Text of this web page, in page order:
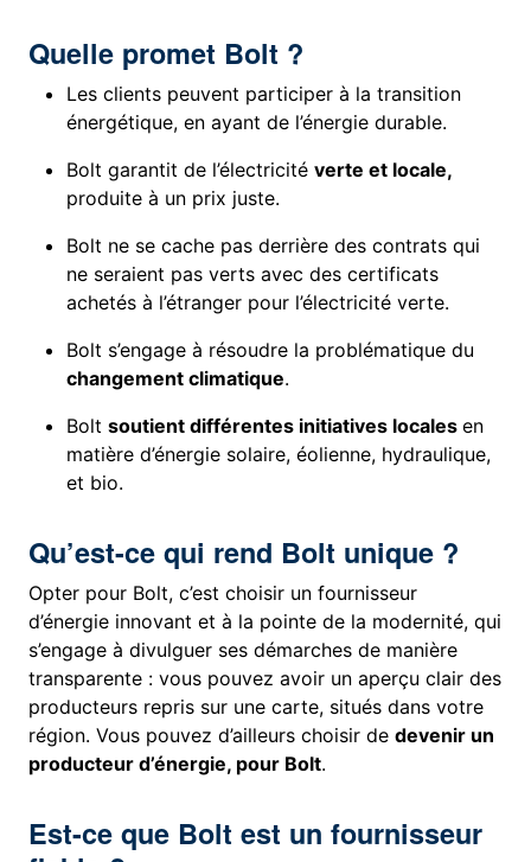
Quelle promet Bolt ?
Les clients peuvent participer à la transition
énergétique, en ayant de l’énergie durable.
Bolt garantit de l’électricité verte et locale,
produite à un prix juste.
Bolt ne se cache pas derrière des contrats qui
ne seraient pas verts avec des certificats
achetés à l’étranger pour l’électricité verte.
Bolt s’engage à résoudre la problématique du
changement climatique.
Bolt soutient différentes initiatives locales en
matière d’énergie solaire, éolienne, hydraulique,
et bio.
Qu’est-ce qui rend Bolt unique ?
Opter pour Bolt, c’est choisir un fournisseur
d’énergie innovant et à la pointe de la modernité, qui
s’engage à divulguer ses démarches de manière
transparente : vous pouvez avoir un aperçu clair des
producteurs repris sur une carte, situés dans votre
région. Vous pouvez d’ailleurs choisir de devenir un
producteur d’énergie, pour Bolt.
Est-ce que Bolt est un fournisseur